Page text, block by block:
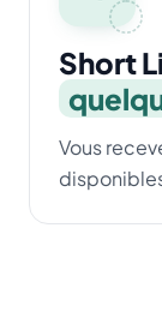
Short
Vous